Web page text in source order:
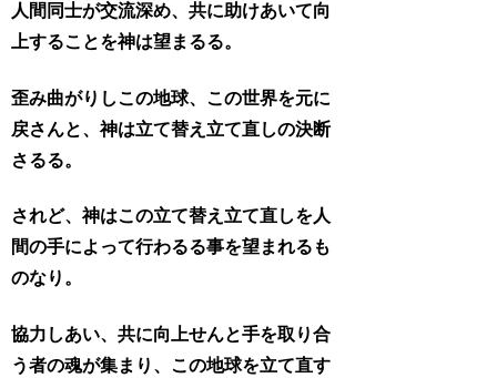
人間同士が交流深め、共に助けあいて向
上することを神は望まるる。
歪み曲がりしこの地球、この世界を元に
戻さんと、神は立て替え立て直しの決断
さるる。
されど、神はこの立て替え立て直しを人
間の手によって行わるる事を望まれるも
のなり。
協力しあい、共に向上せんと手を取り合
う者の魂が集まり、この地球を立て直す